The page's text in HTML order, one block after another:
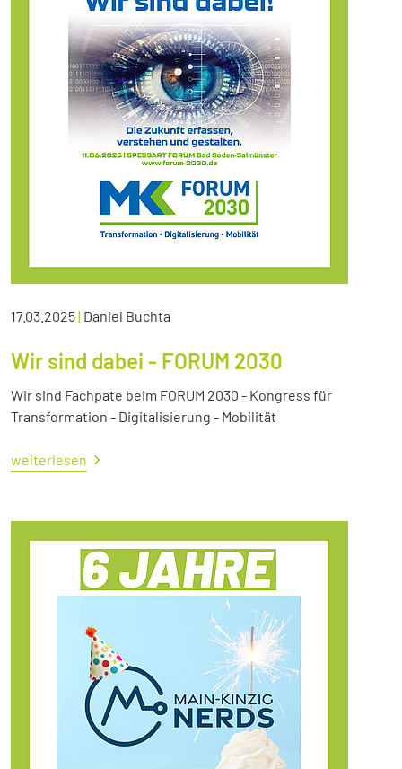
17.03.2025| Daniel Buchta
Wir sind dabei - FORUM 2030
Wir sind Fachpate beim FORUM 2030 - Kongress für
Transformation - Digitalisierung - Mobilität
weiterlesen